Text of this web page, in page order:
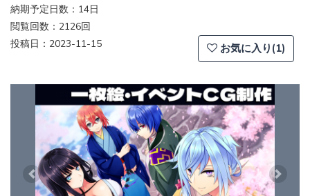
納期予定日数：14日
閲覧回数：2126回
投稿日：2023-11-15
お気に入り(1)
Previous Next